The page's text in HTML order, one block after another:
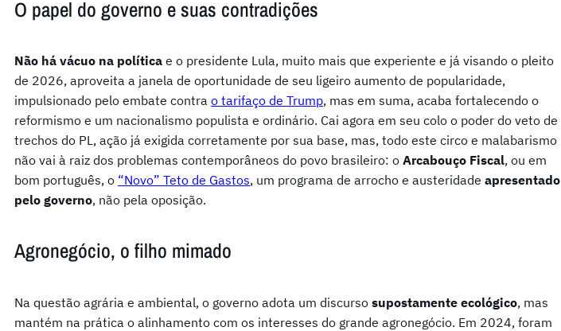
O papel do governo e suas contradições
Não há vácuo na política e o presidente Lula, muito mais que experiente e já visando o pleito
de 2026, aproveita a janela de oportunidade de seu ligeiro aumento de popularidade,
impulsionado pelo embate contra o tarifaço de Trump, mas em suma, acaba fortalecendo o
reformismo e um nacionalismo populista e ordinário. Cai agora em seu colo o poder do veto de
trechos do PL, ação já exigida corretamente por sua base, mas, todo este circo e malabarismo
não vai à raiz dos problemas contemporâneos do povo brasileiro: o Arcabouço Fiscal, ou em
bom português, o “Novo” Teto de Gastos, um programa de arrocho e austeridade apresentado
pelo governo, não pela oposição.
Agronegócio, o filho mimado
Na questão agrária e ambiental, o governo adota um discurso supostamente ecológico, mas
mantém na prática o alinhamento com os interesses do grande agronegócio. Em 2024, foram